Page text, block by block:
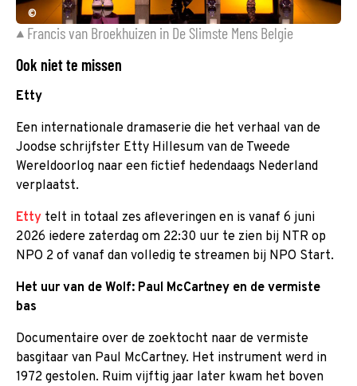
©
Francis van Broekhuizen in De Slimste Mens Belgie
Ook niet te missen
Etty
Een internationale dramaserie die het verhaal van de
Joodse schrijfster Etty Hillesum van de Tweede
Wereldoorlog naar een fictief hedendaags Nederland
verplaatst.
Etty telt in totaal zes afleveringen en is vanaf 6 juni
2026 iedere zaterdag om 22:30 uur te zien bij NTR op
NPO 2 of vanaf dan volledig te streamen bij NPO Start.
Het uur van de Wolf: Paul McCartney en de vermiste
bas
Documentaire over de zoektocht naar de vermiste
basgitaar van Paul McCartney. Het instrument werd in
1972 gestolen. Ruim vijftig jaar later kwam het boven